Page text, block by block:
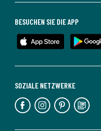
SOZIALE NETZWERKE
BESUCHEN SIE DIE APP